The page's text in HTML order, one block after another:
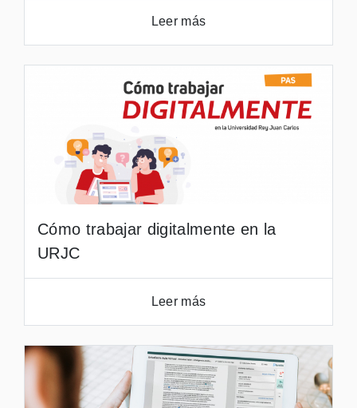
Leer más
Cómo trabajar digitalmente en la
URJC
Leer más